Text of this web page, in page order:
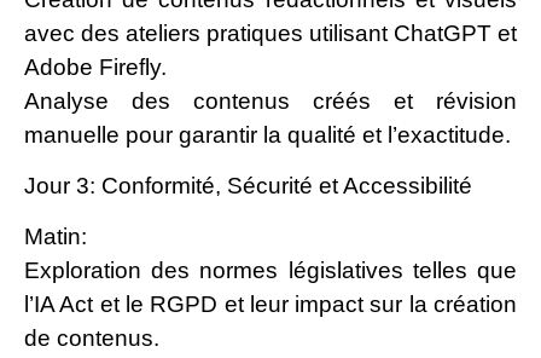
avec des ateliers pratiques utilisant ChatGPT et
Adobe Firefly.
Analyse des contenus créés et révision
manuelle pour garantir la qualité et l’exactitude.
Jour 3: Conformité, Sécurité et Accessibilité
Matin:
Exploration des normes législatives telles que
l’IA Act et le RGPD et leur impact sur la création
de contenus.